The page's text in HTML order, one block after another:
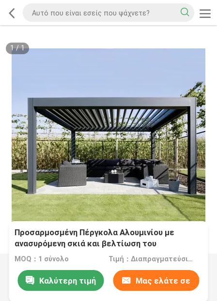
1/1
Προσαρμοσμένη Πέργκολα Αλουμινίου με
ανασυρόμενη σκιά και βελτίωση του
εξωτερικού χώρου σας
MOQ：1 σύνολο Τιμή：Διαπραγματεύσιμα
Καλύτερη τιμή Μας ελάτε σε